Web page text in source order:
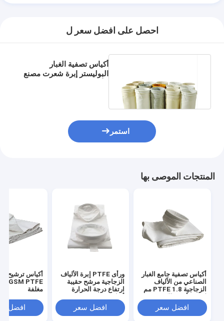
احصل على افضل سعر ل
أكياس تصفية الغبار
البوليستر إبرة شعرت مصنع
استمر
المنتجات الموصى بها
أكياس تصفية جامع الغبار
الصناعي من الألياف
الزجاجية PTFE 1.8 مم
افضل سعر
ورأى PTFE إبرة الألياف
الزجاجية مرشح حقيبة
ارتفاع درجة الحرارة
افضل سعر
أكياس ترشيح
مغلفة
افضل